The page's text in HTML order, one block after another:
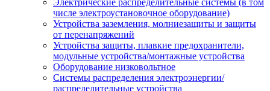
Электрические распределительные системы (в том
числе электроустановочное оборудование)
Устройства заземления, молниезащиты и защиты
от перенапряжений
Устройства защиты, плавкие предохранители,
модульные устройства/монтажные устройства
Оборудование низковольтное
Системы распределения электроэнергии/
распределительные устройства